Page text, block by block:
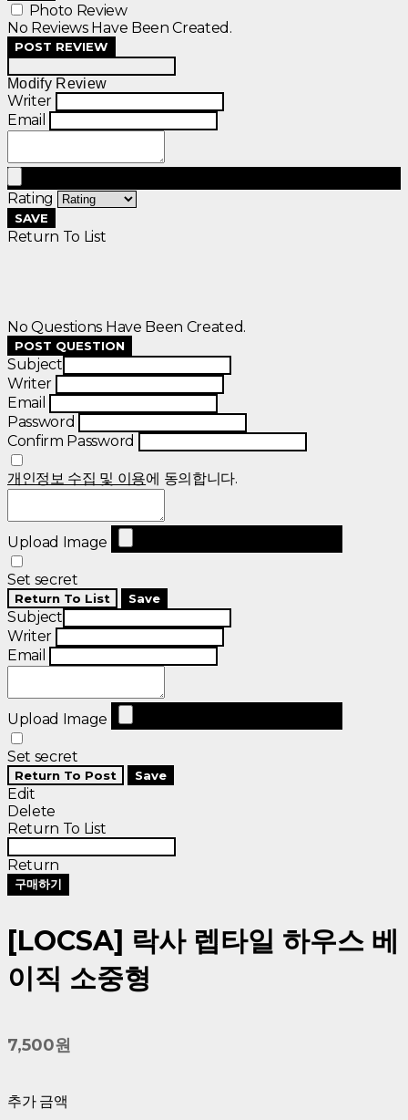
Photo Review
No Reviews Have Been Created.
POST REVIEW
Modify Review
Writer
Email
Rating
SAVE
Return To List
No Questions Have Been Created.
POST QUESTION
Subject
Writer
Email
Password
Confirm Password
개인정보 수집 및 이용에 동의합니다.
Upload Image
Set secret
Return To List Save
Subject
Writer
Email
Upload Image
Set secret
Return To Post Save
Edit
Delete
Return To List
Return
구매하기
[LOCSA] 락사 렙타일 하우스 베
이직 소중형
7,500원
추가 금액